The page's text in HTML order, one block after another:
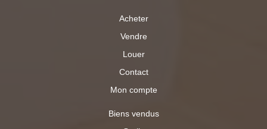
Acheter
Vendre
Louer
Contact
Mon compte
Biens vendus